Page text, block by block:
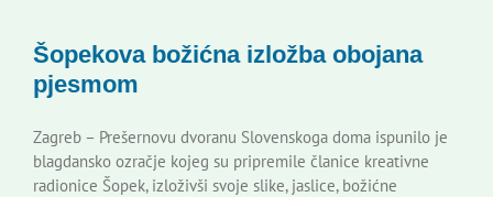
Kontakti
Novi odmev – naše glasilo
Šopekova božićna izložba obojana
pjesmom
Zagreb – Prešernovu dvoranu Slovenskoga doma ispunilo je
blagdansko ozračje kojeg su pripremile članice kreativne
radionice Šopek, izloživši svoje slike, jaslice, božićne